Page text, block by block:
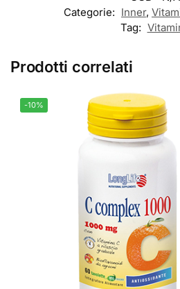
Categorie: Inner,
Tag:
Prodotti correlati
-10%